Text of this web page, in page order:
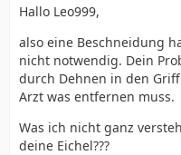
Hallo Leo999,
also eine Beschneidung
nicht notwendig. Dein
durch Dehnen in den
Arzt was entfernen muss.
Was ich nicht ganz
deine Eichel???